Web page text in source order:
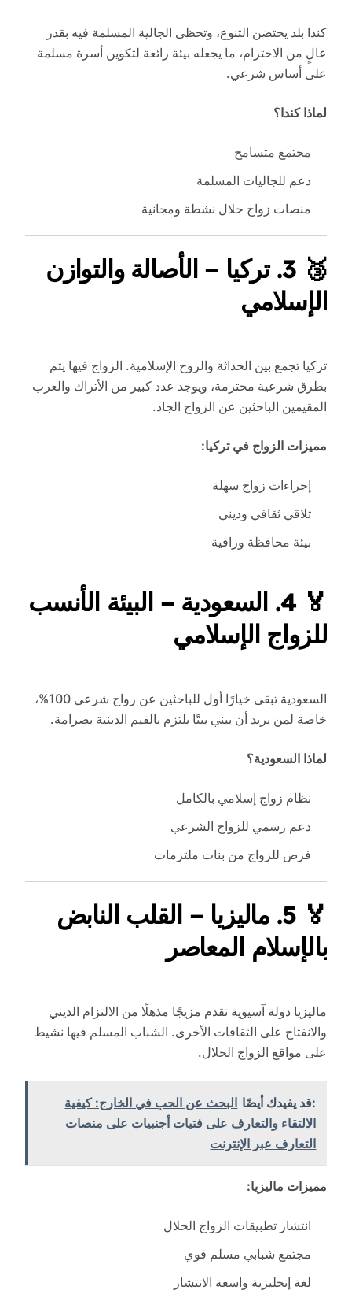
كندا بلد يحتضن التنوع، وتحظى الجالية المسلمة فيه بقدر
عالٍ من الاحترام، ما يجعله بيئة رائعة لتكوين أسرة مسلمة
على أساس شرعي.
لماذا كندا؟
مجتمع متسامح
دعم للجاليات المسلمة
منصات زواج حلال نشطة ومجانية
🥉 3. تركيا – الأصالة والتوازن
الإسلامي
تركيا تجمع بين الحداثة والروح الإسلامية. الزواج فيها يتم
بطرق شرعية محترمة، ويوجد عدد كبير من الأتراك والعرب
المقيمين الباحثين عن الزواج الجاد.
مميزات الزواج في تركيا:
إجراءات زواج سهلة
تلاقي ثقافي وديني
بيئة محافظة وراقية
🏅 4. السعودية – البيئة الأنسب
للزواج الإسلامي
السعودية تبقى خيارًا أول للباحثين عن زواج شرعي 100%،
خاصة لمن يريد أن يبني بيتًا يلتزم بالقيم الدينية بصرامة.
لماذا السعودية؟
نظام زواج إسلامي بالكامل
دعم رسمي للزواج الشرعي
فرص للزواج من بنات ملتزمات
🏅 5. ماليزيا – القلب النابض
بالإسلام المعاصر
ماليزيا دولة آسيوية تقدم مزيجًا مذهلًا من الالتزام الديني
والانفتاح على الثقافات الأخرى. الشباب المسلم فيها نشيط
على مواقع الزواج الحلال.
:قد يفيدك أيضًا البحث عن الحب في الخارج: كيفية
الالتقاء والتعارف على فتيات أجنبيات على منصات
التعارف عبر الإنترنت
مميزات ماليزيا:
انتشار تطبيقات الزواج الحلال
مجتمع شبابي مسلم قوي
لغة إنجليزية واسعة الانتشار